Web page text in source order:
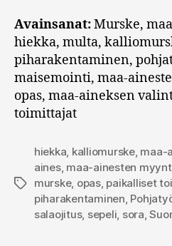
Avainsanat:Murske,
hiekka, multa,
piharakentaminen,
maisemointi, maa-
opas, maa-aineksen
toimittajat
Avainsanat
hiekka, kalliomurske, maa-
aines, maa-ainesten
murske, opas, paikalliset
piharakentaminen,
salaojitus, sepeli, sora,